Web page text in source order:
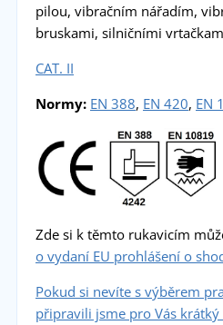
pilou, vibračním nářadím,
bruskami, silničními
CAT. II
Normy: EN 388, EN 420, EN
Zde si k těmto rukavicím
o vydaní EU prohlášení o
Pokud si nevíte s výběrem
připravili jsme pro Vás krátký